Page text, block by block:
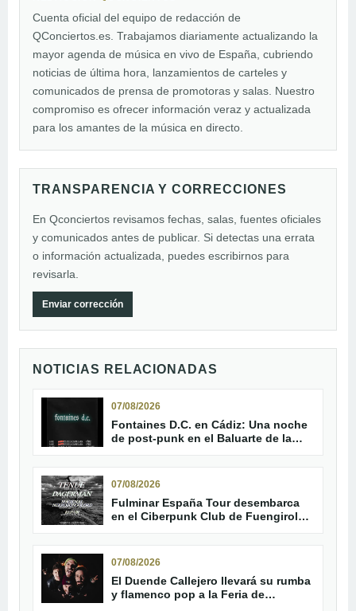
Cuenta oficial del equipo de redacción de
QConciertos.es. Trabajamos diariamente actualizando la
mayor agenda de música en vivo de España, cubriendo
noticias de última hora, lanzamientos de carteles y
comunicados de prensa de promotoras y salas. Nuestro
compromiso es ofrecer información veraz y actualizada
para los amantes de la música en directo.
TRANSPARENCIA Y CORRECCIONES
En Qconciertos revisamos fechas, salas, fuentes oficiales
y comunicados antes de publicar. Si detectas una errata
o información actualizada, puedes escribirnos para
revisarla.
Enviar corrección
NOTICIAS RELACIONADAS
07/08/2026
Fontaines D.C. en Cádiz: Una noche
de post-punk en el Baluarte de la
07/08/2026
Fulminar España Tour desembarca
en el Ciberpunk Club de Fuengirola
07/08/2026
El Duende Callejero llevará su rumba
y flamenco pop a la Feria de